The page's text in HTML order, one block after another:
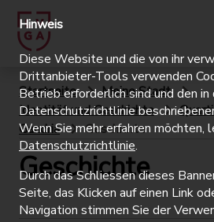
Startseite
Meine Stadt
Identität und Geschichte
Gandria
Geschichte
Geschichte
Hinweis
Diese Website und die von ihr
Drittanbieter-Tools verwenden
Betrieb erforderlich sind und den in
Datenschutzrichtlinie
Wenn Sie mehr erfahren möchten,
Datenschutzrichtlinie.
Durch das Schliessen dieses
Seite, das Klicken auf einen Link
Navigation stimmen Sie der